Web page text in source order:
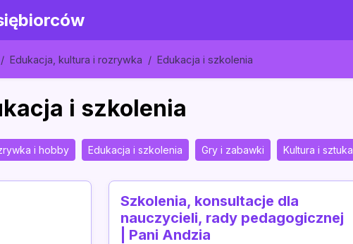
Edukacja, kultura i rozrywka Edukacja i szkolenia
i szkolenia
i hobby Edukacja i szkolenia Gry i zabawki Kultura i sztuka
Szkolenia, konsultacje dla
nauczycieli, rady pedagogicznej
| Pani Andzia